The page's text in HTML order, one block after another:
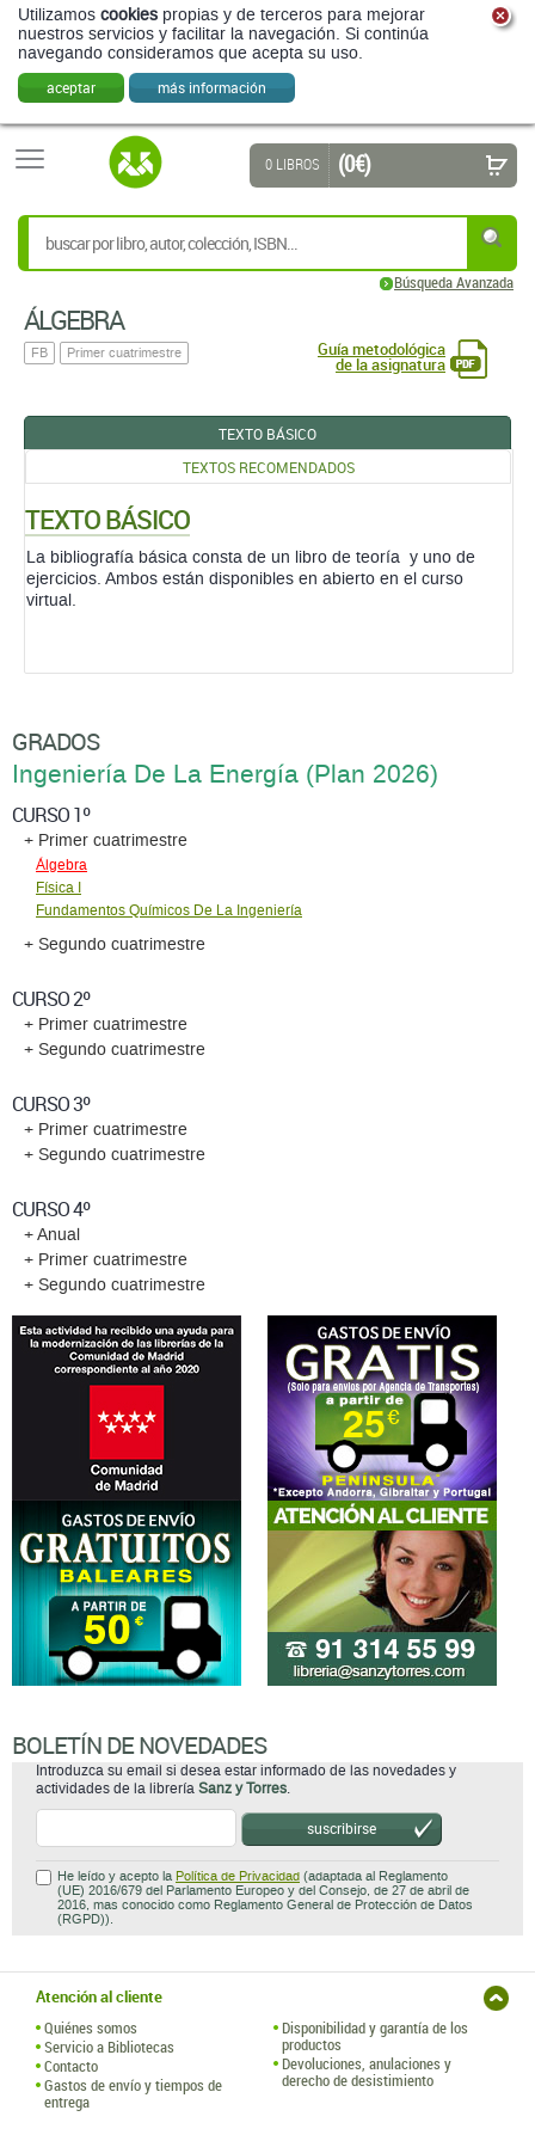
Utilizamos cookies propias y de terceros para mejorar
nuestros servicios y facilitar la navegación. Si continúa
navegando consideramos que acepta su uso.
aceptar más información
Búsqueda Avanzada
0 LIBROS (0 €)
ÁLGEBRA
FB Primer cuatrimestre Guía metodológica
de la asignatura
TEXTO BÁSICO
TEXTOS RECOMENDADOS
TEXTO BÁSICO
La bibliografía básica consta de un libro de teoría y uno de
ejercicios. Ambos están disponibles en abierto en el curso
virtual.
GRADOS
Ingeniería De La Energí­a (Plan 2026)
CURSO 1º
+ Primer cuatrimestre
Álgebra
Fí­sica I
Fundamentos Quí­micos De La Ingenierí­a
+ Segundo cuatrimestre
CURSO 2º
+ Primer cuatrimestre
+ Segundo cuatrimestre
CURSO 3º
+ Primer cuatrimestre
+ Segundo cuatrimestre
CURSO 4º
+ Anual
+ Primer cuatrimestre
+ Segundo cuatrimestre
BOLETÍN DE NOVEDADES
Introduzca su email si desea estar informado de las novedades y
actividades de la librería Sanz y Torres.
suscribirse
He leído y acepto la Política de Privacidad (adaptada al Reglamento
(UE) 2016/679 del Parlamento Europeo y del Consejo, de 27 de abril de
2016, mas conocido como Reglamento General de Protección de Datos
(RGPD)).
Atención al cliente
Quiénes somos
Servicio a Bibliotecas
Contacto
Gastos de envío y tiempos de
entrega
Disponibilidad y garantía de los
productos
Devoluciones, anulaciones y
derecho de desistimiento